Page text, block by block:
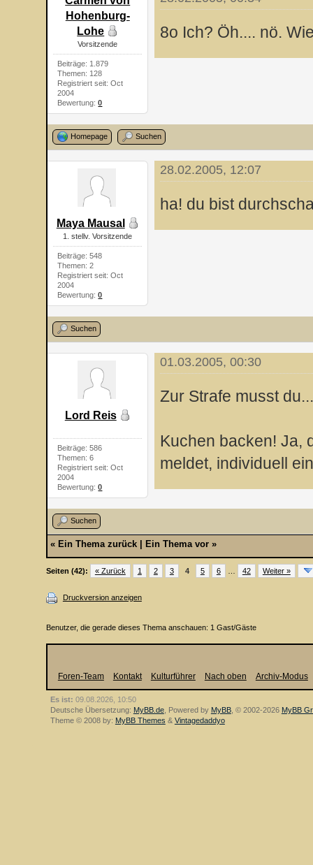
Hohenburg-
Lohe
Vorsitzende
Beiträge: 1.879
Themen: 128
Registriert seit: Oct
2004
Bewertung:0
8o Ich? Öh.... nö.
Homepage Suchen
Maya Mausal
1. stellv. Vorsitzende
Beiträge: 548
Themen: 2
Registriert seit: Oct
2004
Bewertung:0
28.02.2005, 12:07
ha! du bist
Suchen
Lord Reis
Beiträge: 586
Themen: 6
Registriert seit: Oct
2004
Bewertung:0
01.03.2005, 00:30
Zur Strafe musst
Kuchen backen! Ja,
meldet, individuell
Suchen
« Ein Thema zurück Ein Thema vor »
Seiten (42): « Zurück 1 2 3 4 5 6 42 Weiter »
Druckversion anzeigen
Benutzer, die gerade dieses Thema anschauen: 1 Gast/Gäste
Foren-Team Kontakt Kulturführer Nach oben Archiv-Modus
Es ist: 09.08.2026, 10:50
Deutsche Übersetzung: MyBB.de, Powered by MyBB, © 2002-2026 MyBB
Theme © 2008 by: MyBB Themes & Vintagedaddyo